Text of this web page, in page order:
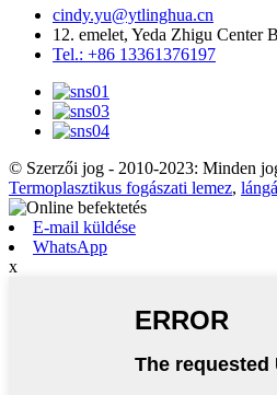
cindy.yu@ytlinghua.cn
12. emelet, Yeda Zhigu
Tel.: +86 13361376197
© Szerzői jog - 2010-2023: Minden
Termoplasztikus fogászati ​​lemez,
E-mail küldése
WhatsApp
x